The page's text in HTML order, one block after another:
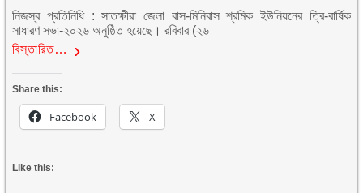
নিজস্ব প্রতিনিধি : সাতক্ষীরা জেলা বাস-মিনিবাস শ্রমিক ইউনিয়নের ত্রি-বার্ষিক
সাধারণ সভা-২০২৬ অনুষ্ঠিত হয়েছে। রবিবার (২৬
বিস্তারিত…
Share this:
Facebook X
Like this: